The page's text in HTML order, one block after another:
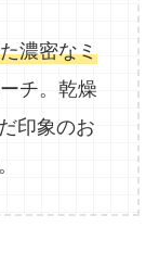
濃密なミ
チ。乾燥
印象のお